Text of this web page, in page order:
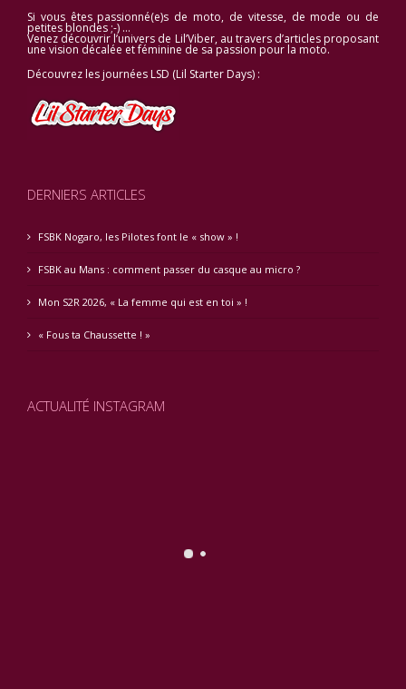
Si vous êtes passionné(e)s de moto, de vitesse, de mode ou de
petites blondes ;-) …
Venez découvrir l’univers de Lil’Viber, au travers d’articles proposant
une vision décalée et féminine de sa passion pour la moto.
Découvrez les journées LSD (Lil Starter Days) :
DERNIERS ARTICLES
FSBK Nogaro, les Pilotes font le « show » !
FSBK au Mans : comment passer du casque au micro ?
Mon S2R 2026, « La femme qui est en toi » !
« Fous ta Chaussette ! »
ACTUALITÉ INSTAGRAM